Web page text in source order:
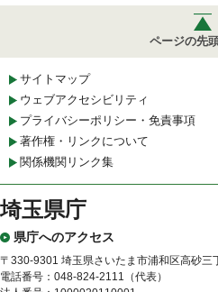
ページの先
サイトマップ
ウェブアクセシビリティ
プライバシーポリシー・免責事項
著作権・リンクについて
関係機関リンク集
埼玉県庁
県庁へのアクセス
〒330-9301 埼玉県さいたま市浦和区高砂三
電話番号：048-824-2111（代表）